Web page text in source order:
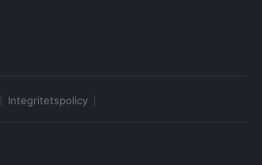
Integritetspolicy